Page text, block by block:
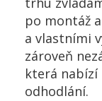
po montáž
a vlastními
zároveň
která
odhodlání.